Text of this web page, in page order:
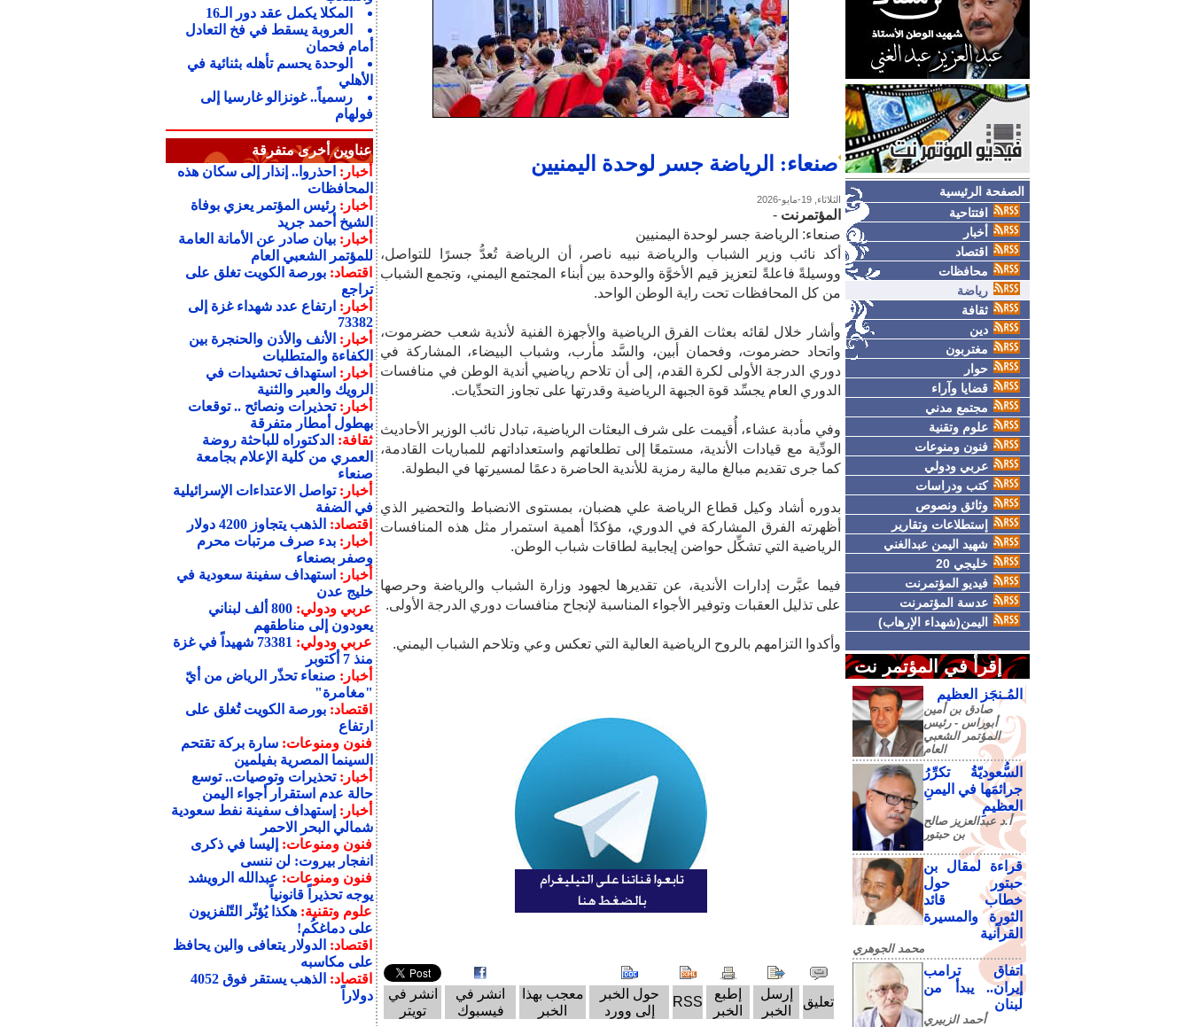
الصفحة الرئيسية
افتتاحية
أخبار
اقتصاد
محافظات
رياضة
ثقافة
دين
مغتربون
حوار
قضايا وآراء
مجتمع مدني
علوم وتقنية
فنون ومنوعات
عربي ودولي
كتب ودراسات
وثائق ونصوص
إستطلاعات وتقارير
شهيد اليمن عبدالغني
خليجي 20
فيديو المؤتمرنت
عدسة المؤتمرنت
اليمن(شهداء الإرهاب)
إقرأ في المؤتمر نت
المُـنجَز العظيم
صادق‮ ‬بن‮ ‬أمين‮
‬أبوراس - رئيس‮
‬المؤتمر‮ ‬الشعبي‮
‬العام
السُّعوديّةُ تكرِّرُ
جرائمَها في اليمنِ
العظيمِ
أ.د عبدالعزيز صالح
بن حبتور
قراءة لمقال بن
حبتور حول
خطاب قائد
الثورة والمسيرة
القرآنية
محمد الجوهري
اتفاق ترامب
إيران.. يبدأ من
لبنان
أحمد الزبيري
صنعاء: الرياضة جسر لوحدة اليمنيين
الثلاثاء, 19-مايو-2026
المؤتمرنت -
صنعاء: الرياضة جسر لوحدة اليمنيين
أكد نائب وزير الشباب والرياضة نبيه ناصر، أن الرياضة تُعدُّ جسرًا للتواصل،
ووسيلةً فاعلةً لتعزيز قيم الأخوَّة والوحدة بين أبناء المجتمع اليمني، وتجمع الشباب
من كل المحافظات تحت راية الوطن الواحد.
وأشار خلال لقائه بعثات الفرق الرياضية والأجهزة الفنية لأندية شعب حضرموت،
واتحاد حضرموت، وفحمان أبين، والسَّد مأرب، وشباب البيضاء، المشاركة في
دوري الدرجة الأولى لكرة القدم، إلى أن تلاحم رياضيي أندية الوطن في منافسات
الدوري العام يجسِّد قوة الجبهة الرياضية وقدرتها على تجاوز التحدِّيات.
وفي مأدبة عشاء، أُقيمت على شرف البعثات الرياضية، تبادل نائب الوزير الأحاديث
الودِّية مع قيادات الأندية، مستمعًا إلى تطلعاتهم واستعداداتهم للمباريات القادمة،
كما جرى تقديم مبالغ مالية رمزية للأندية الحاضرة دعمًا لمسيرتها في البطولة.
بدوره أشاد وكيل قطاع الرياضة علي هضبان، بمستوى الانضباط والتحضير الذي
أظهرته الفرق المشاركة في الدوري، مؤكدًا أهمية استمرار مثل هذه المنافسات
الرياضية التي تشكِّل حواضن إيجابية لطاقات شباب الوطن.
فيما عبَّرت إدارات الأندية، عن تقديرها لجهود وزارة الشباب والرياضة وحرصها
على تذليل العقبات وتوفير الأجواء المناسبة لإنجاح منافسات دوري الدرجة الأولى.
وأكدوا التزامهم بالروح الرياضية العالية التي تعكس وعي وتلاحم الشباب اليمني.
تعليق
إرسل
الخبر
إطبع
الخبر
RSS
حول الخبر
إلى وورد
معجب بهذا
الخبر
انشر في
فيسبوك
انشر في
تويتر
المكلا يكمل عقد دور الـ16
العروبة يسقط في فخ التعادل
أمام فحمان
الوحدة يحسم تأهله بثنائية في
الأهلي
رسمياً.. غونزالو غارسيا إلى
فولهام
عناوين أخرى متفرقة
أخبار: احذروا.. إنذار إلى سكان هذه
المحافظات
أخبار:رئيس المؤتمر يعزي بوفاة
الشيخ أحمد جريد
أخبار:بيان صادر عن الأمانة العامة
للمؤتمر الشعبي العام
اقتصاد:بورصة الكويت تغلق على
تراجع
أخبار: ارتفاع عدد شهداء غزة إلى
73382
أخبار: الأنف والأذن والحنجرة بين
الكفاءة والمتطلبات
أخبار: استهداف تحشيدات في
الرويك والعبر والثنية
أخبار:تحذيرات ونصائح .. توقعات
بهطول أمطار متفرقة
ثقافة: الدكتوراه للباحثة روضة
العمري من كلية الإعلام بجامعة
صنعاء
أخبار:تواصل الاعتداءات الإسرائيلية
في الضفة
اقتصاد: الذهب يتجاوز 4200 دولار
أخبار:بدء صرف مرتبات محرم
وصفر بصنعاء
أخبار: استهداف سفينة سعودية في
خليج عدن
عربي ودولي:
800 ألف لبناني
يعودون إلى مناطقهم
عربي ودولي:
73381 شهيداً في غزة
منذ 7 أكتوبر
أخبار: صنعاء تحذّر الرياض من أيّ
"مغامرة"
اقتصاد:بورصة الكويت تُغلق على
ارتفاع
فنون ومنوعات:سارة بركة تقتحم
السينما المصرية بفيلمين
أخبار:تحذيرات وتوصيات.. توسع
حالة عدم استقرار أجواء اليمن
أخبار: إستهداف سفينة نفط سعودية
شمالي البحر الاحمر
فنون ومنوعات: إليسا في ذكرى
انفجار بيروت: لن ننسى
فنون ومنوعات: عبدالله الرويشد
يوجه تحذيراً قانونياً
علوم وتقنية:هكذا يُؤثّر التّلفزيون
على دماغكُم!
اقتصاد: الدولار يتعافى والين يحافظ
على مكاسبه
اقتصاد:
الذهب يستقر فوق 4052
دولاراً